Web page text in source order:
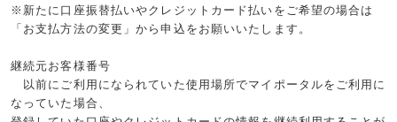
※新たに口座振替払いやクレジットカード払いをご希望の場合は
「お支払方法の変更」から申込をお願いいたします。
継続元お客様番号
以前にご利用になられていた使用場所でマイポータルをご利用に
なっていた場合、